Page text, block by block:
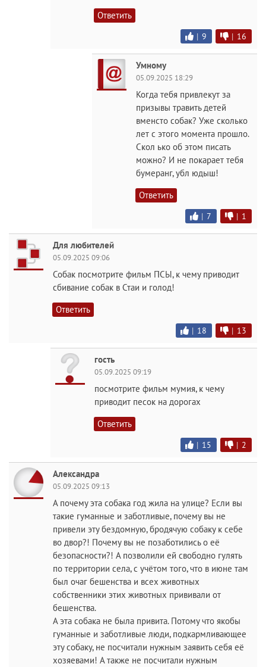
Ответить
| 9 | 16
Умному
05.09.2025 18:29
Когда тебя привлекут за
призывы травить детей
вменсто собак? Уже сколько
лет с этого момента прошло.
Скол ько об этом писать
можно? И не покарает тебя
бумеранг, убл юдыш!
Ответить
| 7 | 1
Для любителей
05.09.2025 09:06
Собак посмотрите фильм ПСЫ, к чему приводит
сбивание собак в Стаи и голод!
Ответить
| 18 | 13
гость
05.09.2025 09:19
посмотрите фильм мумия, к чему
приводит песок на дорогах
Ответить
| 15 | 2
Александра
05.09.2025 09:13
А почему эта собака год жила на улице? Если вы
такие гуманные и заботливые, почему вы не
привели эту бездомную, бродячую собаку к себе
во двор?! Почему вы не позаботились о её
безопасности?! А позволили ей свободно гулять
по территории села, с учётом того, что в июне там
был очаг бешенства и всех животных
собственники этих животных прививали от
бешенства.
А эта собака не была привита. Потому что якобы
гуманные и заботливые люди, подкармливающее
эту собаку, не посчитали нужным заявить себя её
хозяевами! А также не посчитали нужным